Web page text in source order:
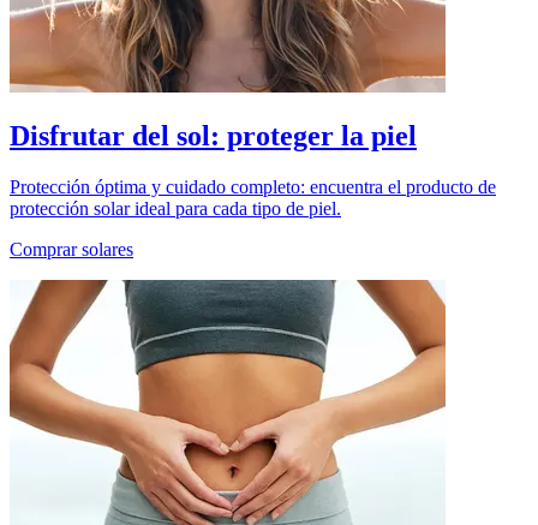
Disfrutar del sol: proteger la piel
Protección óptima y cuidado completo: encuentra el producto de
protección solar ideal para cada tipo de piel.
Comprar solares